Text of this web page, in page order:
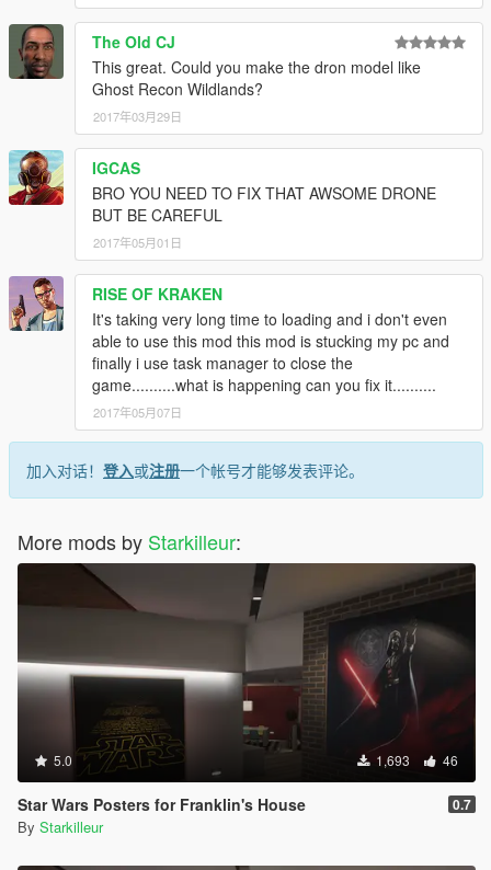
The Old CJ
This great. Could you make the dron model like
Ghost Recon Wildlands?
2017年03月29日
IGCAS
BRO YOU NEED TO FIX THAT AWSOME DRONE
BUT BE CAREFUL
2017年05月01日
RISE OF KRAKEN
It's taking very long time to loading and i don't even
able to use this mod this mod is stucking my pc and
finally i use task manager to close the
game..........what is happening can you fix it..........
2017年05月07日
加入对话！ 登入或注册一个帐号才能够发表评论。
More mods by Starkilleur:
5.0 1,693 46
Star Wars Posters for Franklin's House 0.7
By Starkilleur